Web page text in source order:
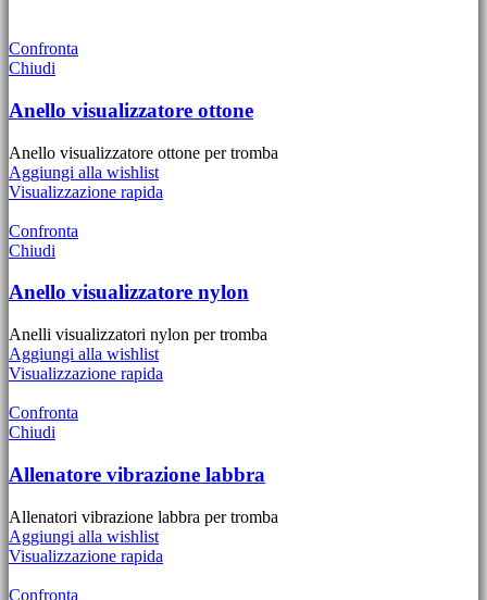
Confronta
Chiudi
Anello visualizzatore ottone
Anello visualizzatore ottone per tromba
Aggiungi alla wishlist
Visualizzazione rapida
Confronta
Chiudi
Anello visualizzatore nylon
Anelli visualizzatori nylon per tromba
Aggiungi alla wishlist
Visualizzazione rapida
Confronta
Chiudi
Allenatore vibrazione labbra
Allenatori vibrazione labbra per tromba
Aggiungi alla wishlist
Visualizzazione rapida
Confronta